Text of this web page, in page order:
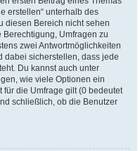
erstellen“ unterhalb des
diesen Bereich nicht sehen
Umfragen zu
zwei Antwortmöglichkeiten
dabei sicherstellen, dass jede
Du kannst auch unter
wie viele Optionen ein
für die Umfrage gilt (0 bedeutet
schließlich, ob die Benutzer